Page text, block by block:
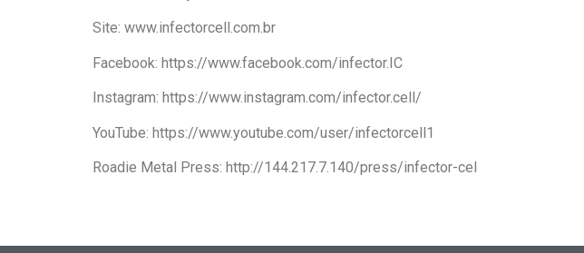
Site: www.infectorcell.com.br
Facebook: https://www.facebook.com/infector.IC
Instagram: https://www.instagram.com/infector.cell/
YouTube: https://www.youtube.com/user/infectorcell1
Roadie Metal Press: http://144.217.7.140/press/infector-cel